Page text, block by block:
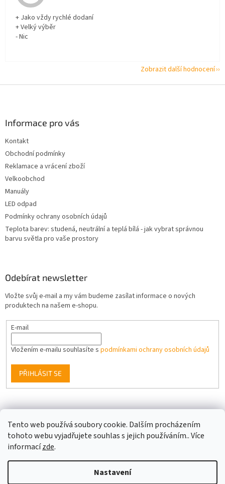
Tento web používá soubory cookie. Dalším procházením
tohoto webu vyjadřujete souhlas s jejich používáním.. Více
informacízde.
Nastavení
+ Jako vždy rychlé dodaní
+ Velký výběr
- Nic
Zobrazit další hodnocení
Informace pro vás
Kontakt
Obchodní podmínky
Reklamace a vrácení zboží
Velkoobchod
Manuály
LED odpad
Podmínky ochrany osobních údajů
Teplota barev: studená, neutrální a teplá bílá - jak vybrat správnou
barvu světla pro vaše prostory
Odebírat newsletter
Vložte svůj e-mail a my vám budeme zasílat informace o nových
produktech na našem e-shopu.
E-mail
Vložením e-mailu souhlasíte s podmínkami ochrany osobních údajů
PŘIHLÁSIT SE
Facebook